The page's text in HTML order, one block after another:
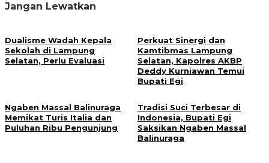
Jangan Lewatkan
Dualisme Wadah Kepala
Sekolah di Lampung
Selatan, Perlu Evaluasi
Perkuat Sinergi dan
Kamtibmas Lampung
Selatan, Kapolres AKBP
Deddy Kurniawan Temui
Bupati Egi
Ngaben Massal Balinuraga
Memikat Turis Italia dan
Puluhan Ribu Pengunjung
Tradisi Suci Terbesar di
Indonesia, Bupati Egi
Saksikan Ngaben Massal
Balinuraga